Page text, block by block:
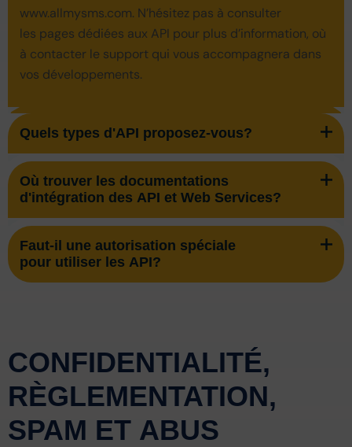
www.allmysms.com. N’hésitez pas à consulter
les pages dédiées aux API pour plus d’information, où
à contacter le support qui vous accompagnera dans
vos développements.
Quels types d'API proposez-vous?
Où trouver les documentations
d'intégration des API et Web Services?
Faut-il une autorisation spéciale
pour utiliser les API?
CONFIDENTIALITÉ,
RÈGLEMENTATION,
SPAM ET ABUS